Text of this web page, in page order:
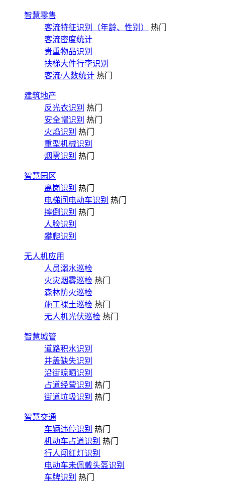
智慧零售
客流特征识别（年龄、性别）
热门
客流密度统计
贵重物品识别
扶梯大件行李识别
客流/人数统计 热门
建筑地产
反光衣识别 热门
安全帽识别 热门
火焰识别 热门
重型机械识别
烟雾识别 热门
智慧园区
离岗识别 热门
电梯间电动车识别 热门
摔倒识别 热门
人脸识别
攀爬识别
无人机应用
人员溺水巡检
火灾烟雾巡检 热门
森林防火巡检
施工裸土巡检 热门
无人机光伏巡检 热门
智慧城管
道路积水识别
井盖缺失识别
沿街晾晒识别
占道经营识别 热门
街道垃圾识别 热门
智慧交通
车辆违停识别 热门
机动车占道识别 热门
行人闯红灯识别
电动车未佩戴头盔识别
车牌识别 热门